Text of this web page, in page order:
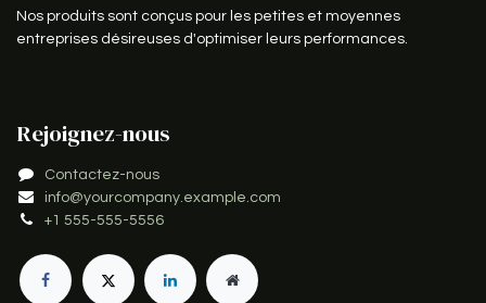
Nos produits sont conçus pour les petites et moyennes
entreprises désireuses d'optimiser leurs performances.
Rejoignez-nous
Contactez-nous
info@yourcompany.example.com
+1 555-555-5556